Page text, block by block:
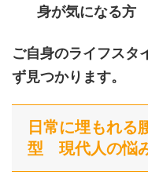
身が気になる方
ご自身のライフスタ
ず見つかります。
日常に埋もれる
型 現代人の悩